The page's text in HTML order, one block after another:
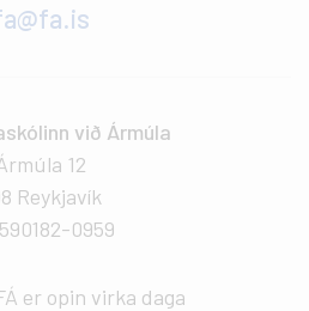
við Ármúla
12
Reykjavík
0959
er opin virka daga